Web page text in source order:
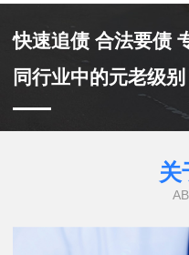
快速追债 合法要债
同行业中的元老级
关